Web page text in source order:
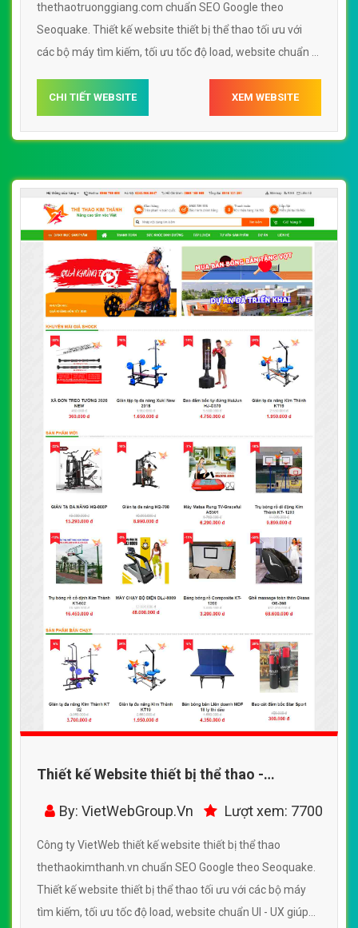
thethaotruonggiang.com chuẩn SEO Google theo
Seoquake. Thiết kế website thiết bị thể thao tối ưu với
các bộ máy tìm kiếm, tối ưu tốc độ load, website chuẩn UI
bị thể thao thethaotruonggiang.com
CHI TIẾT WEBSITE XEM WEBSITE
Thiết kế Website thiết bị thể thao -
thethaokimthanh.vn - VietWebGroup.Vn
By: VietWebGroup.Vn Lượt xem: 7700
Công ty VietWeb thiết kế website thiết bị thể thao
thethaokimthanh.vn chuẩn SEO Google theo Seoquake.
Thiết kế website thiết bị thể thao tối ưu với các bộ máy
tìm kiếm, tối ưu tốc độ load, website chuẩn UI - UX giúp